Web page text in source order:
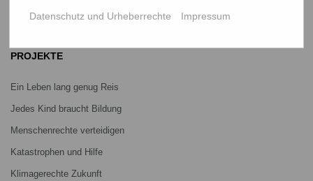
PROJEKTE
Ein Leben lang genug Reis
Jedes Kind braucht Bildung
Menschenrechte verteidigen
Katastrophen und Hilfe
Klimagerechte Zukunft
Datenschutz und Urheberrechte Impressum